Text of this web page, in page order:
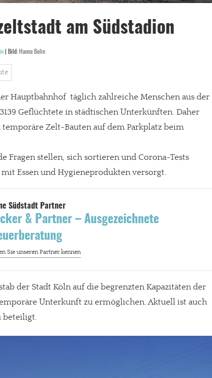
am Südstadion
| Bild: Hanna Bolin
Hauptbahnhof täglich zahlreiche Menschen aus der
Geflüchtete in städtischen Unterkünften. Daher
Zelt-Bauten auf dem Parkplatz beim
Fragen stellen, sich sortieren und Corona-Tests
Essen und Hygieneprodukten versorgt.
& Partner – Ausgezeichnete
der Stadt Köln auf die begrenzten Kapazitäten der
Unterkunft zu ermöglichen. Aktuell ist auch
beteiligt.